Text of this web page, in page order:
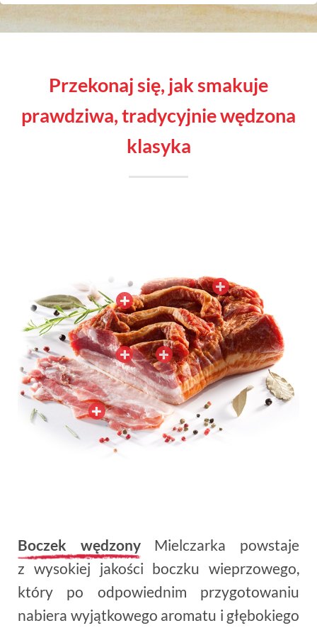
przekonaj się, jak smakuje
prawdziwa, tradycyjnie wędzona
klasyka
Boczek wędzonyMielczarka powstaje
z wysokiej jakości boczku wieprzowego,
który po odpowiednim przygotowaniu
nabiera wyjątkowego aromatu i głębokiego